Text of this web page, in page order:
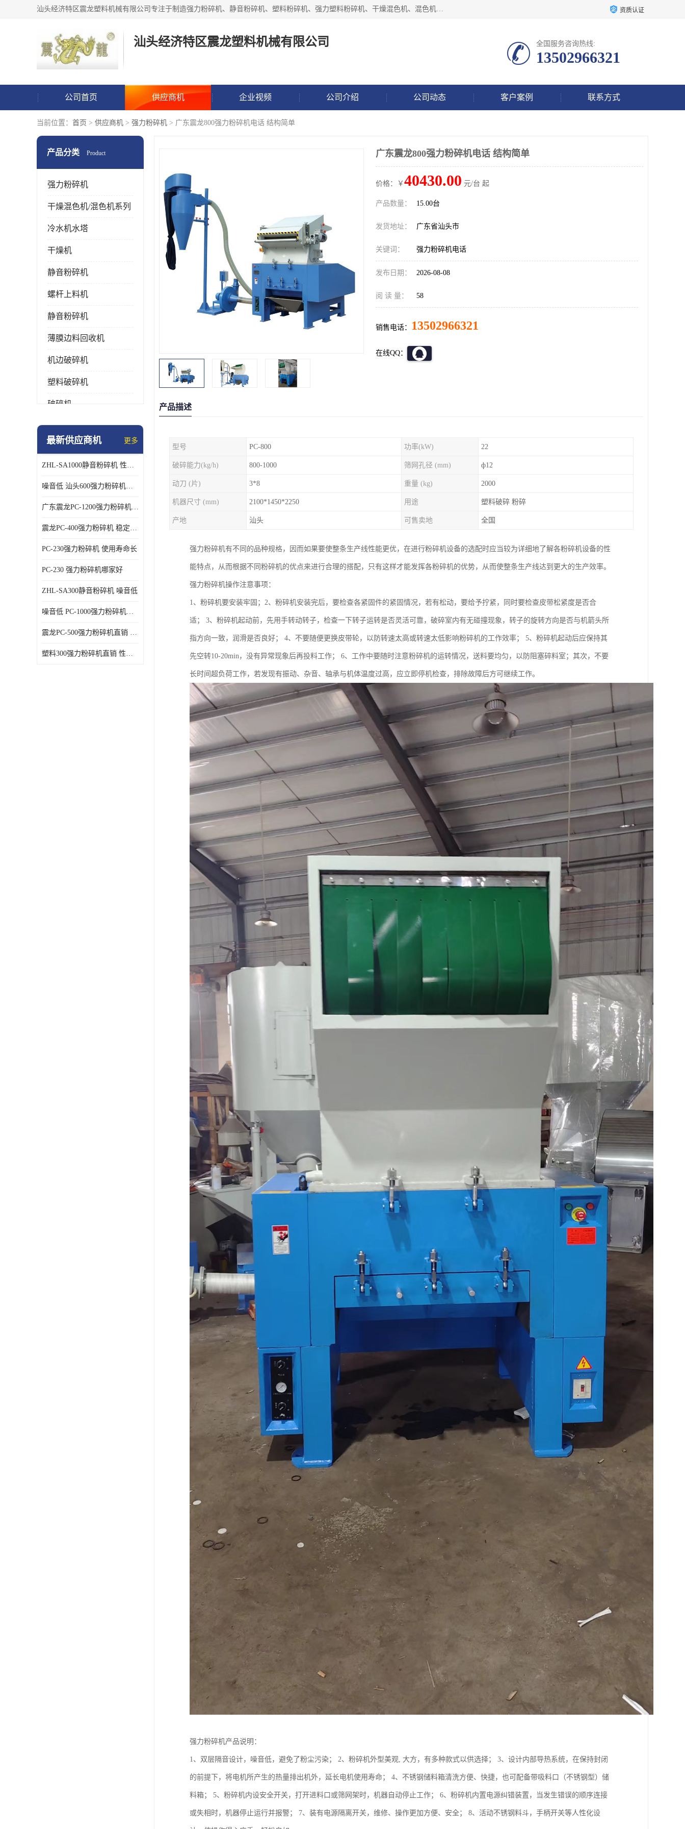
汕头经济特区震龙塑料机械有限公司专注于制造强力粉碎机、静音粉碎机、塑料粉碎机、强力塑料粉碎机、干燥混色机、混色机、冷水机、上料机等塑料辅助机械。 资质认证
汕头经济特区震龙塑料机械有限公司 全国服务咨询热线:
13502966321
公司首页 供应商机 企业视频 公司介绍 公司动态 客户案例 联系方式
当前位置： 首页 > 供应商机 > 强力粉碎机 > 广东震龙800强力粉碎机电话 结构简单
产品分类 Product
强力粉碎机
干燥混色机/混色机系列
冷水机水塔
干燥机
静音粉碎机
螺杆上料机
静音粉碎机
薄膜边料回收机
机边破碎机
塑料破碎机
破碎机
强力粉碎机
最新供应商机 更多
ZHL-SA1000静音粉碎机 性能稳定
噪音低 汕头600强力粉碎机直供
广东震龙PC-1200强力粉碎机 物超所值
震龙PC-400强力粉碎机 稳定性好
PC-230强力粉碎机 使用寿命长
PC-230 强力粉碎机哪家好
ZHL-SA300静音粉碎机 噪音低
噪音低 PC-1000强力粉碎机直供
震龙PC-500强力粉碎机直销 性价比高
塑料300强力粉碎机直销 性价比高
广东震龙800强力粉碎机电话 结构简单
价格：￥ 40430.00 元/台 起
产品数量： 15.00台
发货地址： 广东省汕头市
关键词： 强力粉碎机电话
发布日期： 2026-08-08
阅 读 量： 58
销售电话： 13502966321
在线QQ：
产品描述
型号 PC-800 功率(kW) 22
破碎能力(kg/h) 800-1000 筛网孔径 (mm) ф12
动刀 (片) 3*8 重量 (kg) 2000
机器尺寸 (mm) 2100*1450*2250 用途 塑料破碎 粉碎
产地 汕头 可售卖地 全国
强力粉碎机有不同的品种规格，因而如果要使整条生产线性能更优，在进行粉碎机设备的选配时应当较为详细地了解各粉碎机设备的性
能特点，从而根据不同粉碎机的优点来进行合理的搭配，只有这样才能发挥各粉碎机的优势，从而使整条生产线达到更大的生产效率。
强力粉碎机操作注意事项：
1、粉碎机要安装牢固；2、粉碎机安装完后，要检查各紧固件的紧固情况，若有松动，要给予拧紧，同时要检查皮带松紧度是否合
适； 3、粉碎机起动前，先用手转动转子，检查一下转子运转是否灵活可靠，破碎室内有无碰撞现象，转子的旋转方向是否与机箭头所
指方向一致，润滑是否良好； 4、不要随便更换皮带轮，以防转速太高或转速太低影响粉碎机的工作效率； 5、粉碎机起动后应保持其
先空转10-20min，没有异常现象后再投料工作； 6、工作中要随时注意粉碎机的运转情况，送料要均匀，以防阻塞碎料室；其次，不要
长时间超负荷工作，若发现有振动、杂音、轴承与机体温度过高，应立即停机检查，排除故障后方可继续工作。
强力粉碎机产品说明：
1、双层隔音设计，噪音低，避免了粉尘污染； 2、粉碎机外型美观, 大方，有多种款式以供选择； 3、设计内部导热系统，在保持封闭
的前提下，将电机所产生的热量排出机外，延长电机使用寿命； 4、不锈钢储料箱清洗方便、快捷，也可配备带吸料口（不锈钢型）储
料箱； 5、粉碎机内设安全开关，打开进料口或筛网架时，机器自动停止工作； 6、粉碎机内置电源纠错装置，当发生错误的顺序连接
或失相时，机器停止运行并报警； 7、装有电源隔离开关，维修、操作更加方便、安全； 8、活动不锈钢料斗，手柄开关等人性化设